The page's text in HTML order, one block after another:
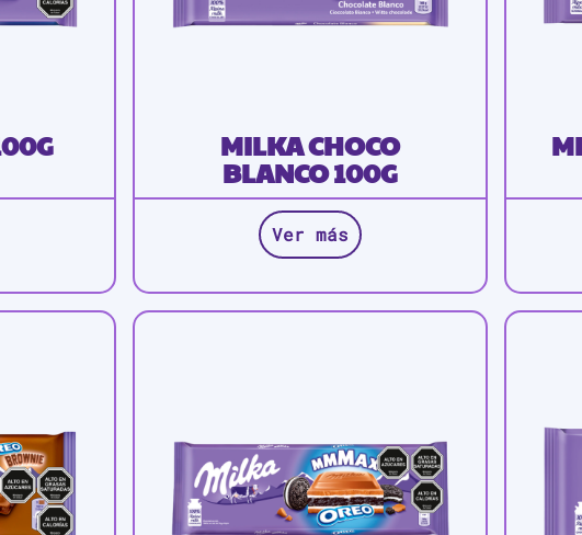
MILKA CHOCO
BLANCO 100G
Ver más